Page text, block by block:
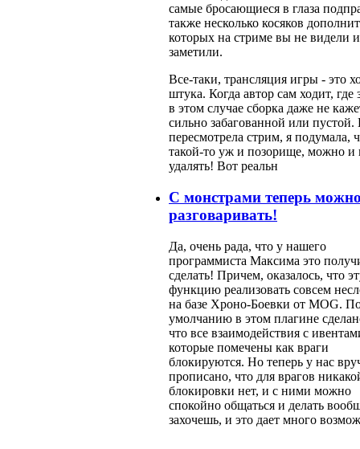
самые бросающиеся в глаза
также несколько косяков
которых на стриме вы не видели
заметили.
Все-таки, трансляция игры - это
штука. Когда автор сам ходит, где
в этом случае сборка даже не
сильно забагованной или пустой.
пересмотрела стрим, я подумала,
такой-то уж и позорище, можно и
удалять! Вот реальн
С монстрами теперь
разговаривать!
Да, очень рада, что у нашего
программиста Максима это
сделать! Причем, оказалось, что
функцию реализовать совсем
на базе Хроно-Боевки от MOG.
умолчанию в этом плагине
что все взаимодействия с
которые помечены как враги
блокируются. Но теперь у нас
прописано, что для врагов
блокировки нет, и с ними можно
спокойно общаться и делать
захочешь, и это дает много